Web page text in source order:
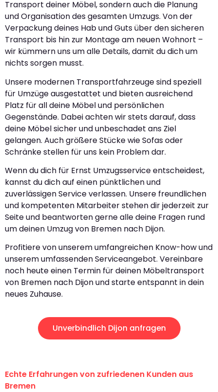
Transport deiner Möbel, sondern auch die Planung
und Organisation des gesamten Umzugs. Von der
Verpackung deines Hab und Guts über den sicheren
Transport bis hin zur Montage am neuen Wohnort –
wir kümmern uns um alle Details, damit du dich um
nichts sorgen musst.
Unsere modernen Transportfahrzeuge sind speziell
für Umzüge ausgestattet und bieten ausreichend
Platz für all deine Möbel und persönlichen
Gegenstände. Dabei achten wir stets darauf, dass
deine Möbel sicher und unbeschadet ans Ziel
gelangen. Auch größere Stücke wie Sofas oder
Schränke stellen für uns kein Problem dar.
Wenn du dich für Ernst Umzugsservice entscheidest,
kannst du dich auf einen pünktlichen und
zuverlässigen Service verlassen. Unsere freundlichen
und kompetenten Mitarbeiter stehen dir jederzeit zur
Seite und beantworten gerne alle deine Fragen rund
um deinen Umzug von Bremen nach Dijon.
Profitiere von unserem umfangreichen Know-how und
unserem umfassenden Serviceangebot. Vereinbare
noch heute einen Termin für deinen Möbeltransport
von Bremen nach Dijon und starte entspannt in dein
neues Zuhause.
Unverbindlich Dijon anfragen
Echte Erfahrungen von zufriedenen Kunden aus
Bremen